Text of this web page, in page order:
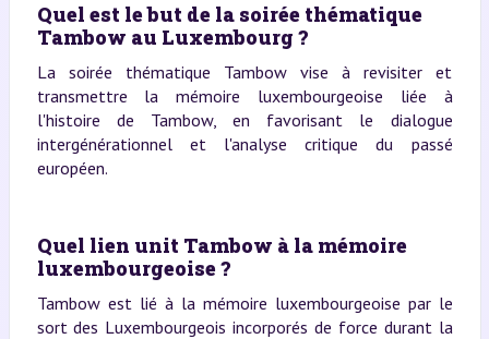
Quel est le but de la soirée thématique
Tambow au Luxembourg ?
La soirée thématique Tambow vise à revisiter et
transmettre la mémoire luxembourgeoise liée à
l'histoire de Tambow, en favorisant le dialogue
intergénérationnel et l'analyse critique du passé
européen.
Quel lien unit Tambow à la mémoire
luxembourgeoise ?
Tambow est lié à la mémoire luxembourgeoise par le
sort des Luxembourgeois incorporés de force durant la